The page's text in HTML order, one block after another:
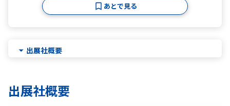
あとで見る
出展社概要
出展社概要